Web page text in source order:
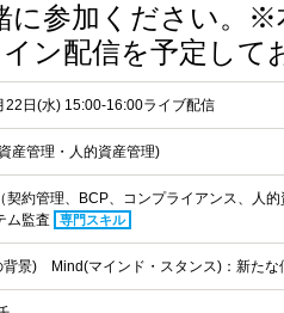
に参加ください。
ン配信を予定して
22日(水) 15:00-16:00ライブ配信
産管理・人的資産管理)
契約管理、BCP、コンプライアンス、人
ム監査
専門スキル
背景) Mind(マインド・スタンス)：新たな